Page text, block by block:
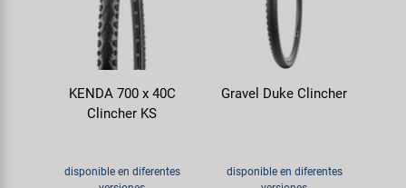
KENDA 700 x 40C
Clincher KS
disponible en diferentes
Gravel Duke Clincher
disponible en diferentes